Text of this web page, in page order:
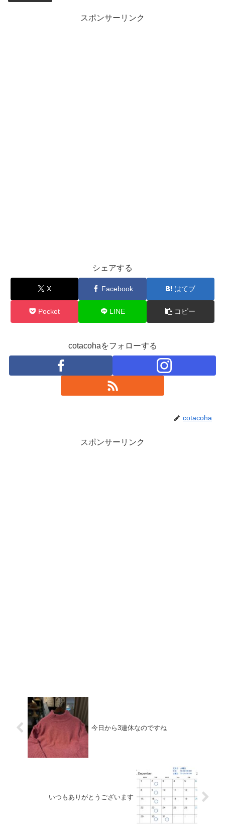
スポンサーリンク
シェアする
X Facebook はてブ
Pocket LINE コピー
cotacohaをフォローする
cotacoha
スポンサーリンク
今日から3連休なのですね
いつもありがとうございます